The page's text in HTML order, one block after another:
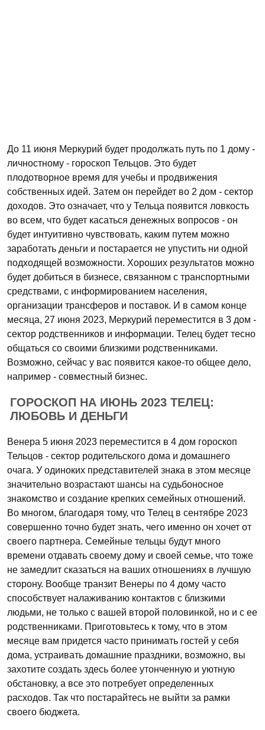
До 11 июня Меркурий будет продолжать путь по 1 дому -
личностному - гороскоп Тельцов. Это будет
плодотворное время для учебы и продвижения
собственных идей. Затем он перейдет во 2 дом - сектор
доходов. Это означает, что у Тельца появится ловкость
во всем, что будет касаться денежных вопросов - он
будет интуитивно чувствовать, каким путем можно
заработать деньги и постарается не упустить ни одной
подходящей возможности. Хороших результатов можно
будет добиться в бизнесе, связанном с транспортными
средствами, с информированием населения,
организации трансферов и поставок. И в самом конце
месяца, 27 июня 2023, Меркурий переместится в 3 дом -
сектор родственников и информации. Телец будет тесно
общаться со своими близкими родственниками.
Возможно, сейчас у вас появится какое-то общее дело,
например - совместный бизнес.
ГОРОСКОП НА ИЮНЬ 2023 ТЕЛЕЦ:
ЛЮБОВЬ И ДЕНЬГИ
Венера 5 июня 2023 переместится в 4 дом гороскоп
Тельцов - сектор родительского дома и домашнего
очага. У одиноких представителей знака в этом месяце
значительно возрастают шансы на судьбоносное
знакомство и создание крепких семейных отношений.
Во многом, благодаря тому, что Телец в сентябре 2023
совершенно точно будет знать, чего именно он хочет от
своего партнера. Семейные тельцы будут много
времени отдавать своему дому и своей семье, что тоже
не замедлит сказаться на ваших отношениях в лучшую
сторону. Вообще транзит Венеры по 4 дому часто
способствует налаживанию контактов с близкими
людьми, не только с вашей второй половинкой, но и с ее
родственниками. Приготовьтесь к тому, что в этом
месяце вам придется часто принимать гостей у себя
дома, устраивать домашние праздники, возможно, вы
захотите создать здесь более утонченную и уютную
обстановку, а все это потребует определенных
расходов. Так что постарайтесь не выйти за рамки
своего бюджета.